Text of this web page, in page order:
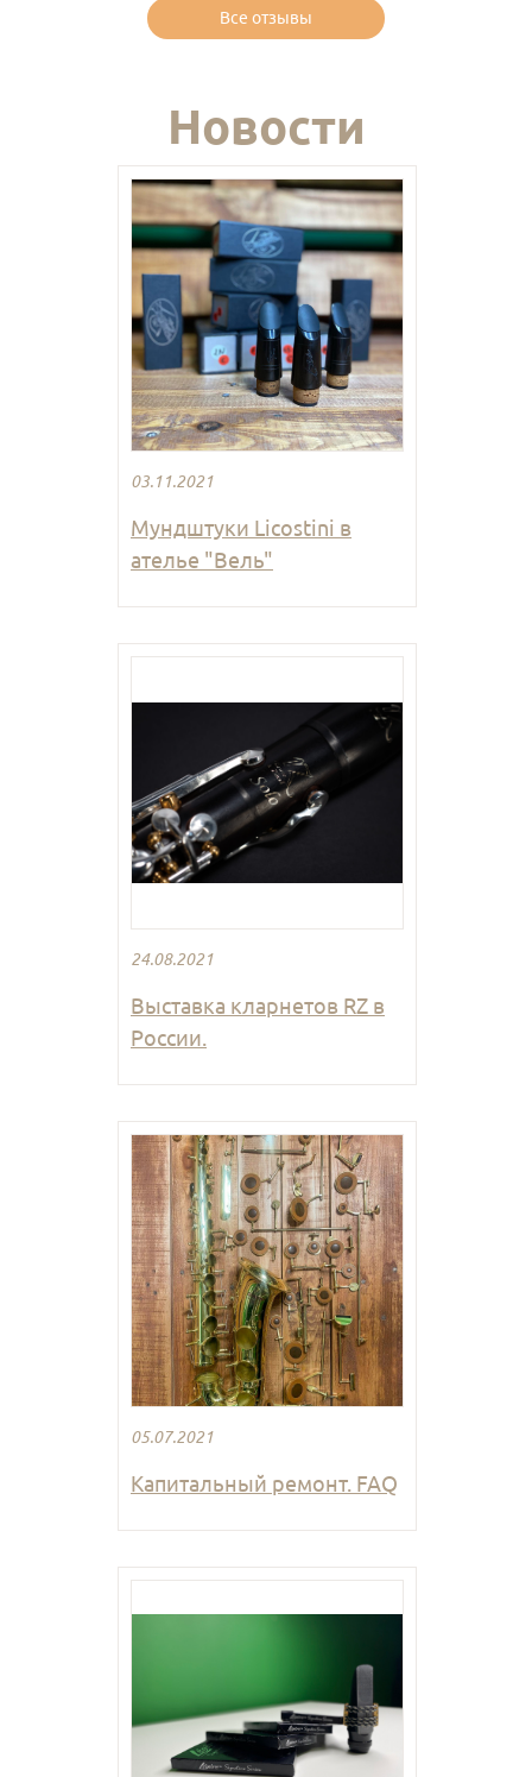
Все отзывы
Новости
03.11.2021
Мундштуки Licostini в
ателье "Вель"
24.08.2021
Выставка кларнетов RZ в
России.
05.07.2021
Капитальный ремонт. FAQ